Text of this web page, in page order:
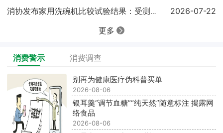
消协发布家用洗碗机比较试验结果：受测样品基础性能表
2026-07-22
更多
消费警示 消费调查
别再为健康医疗伪科普买单
2026-08-06
银耳羹“调节血糖”“纯天然”随意标注 揭露网
络食品
2026-08-06